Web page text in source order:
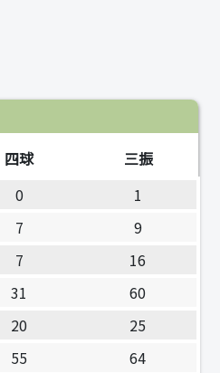
四球
三振
0
1
7
9
7
16
31
60
20
25
55
64